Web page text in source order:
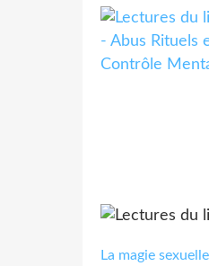
La magie sexuelle